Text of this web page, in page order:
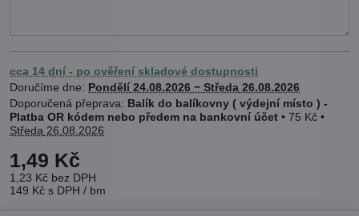
cca 14 dní - po ověření skladové dostupnosti
Doručíme dne: Pondělí 24.08.2026 − Středa 26.08.2026
Balík do balíkovny ( výdejní místo ) -
Platba OR kódem nebo předem na bankovní účet • 75 Kč •
Středa 26.08.2026
1,49 Kč
1,23 Kč bez DPH
149 Kč s DPH / bm